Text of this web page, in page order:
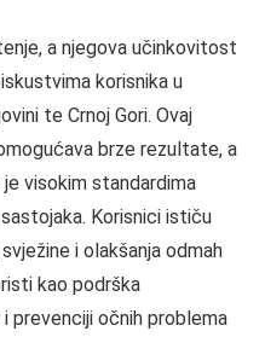
a njegova učinkovitost
korisnika u
te Crnoj Gori. Ovaj
brze rezultate, a
visokim standardima
Korisnici ističu
i olakšanja odmah
kao podrška
prevenciji očnih problema